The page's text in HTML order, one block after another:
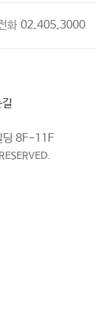
화 02.405.3000
딩 8F-11F